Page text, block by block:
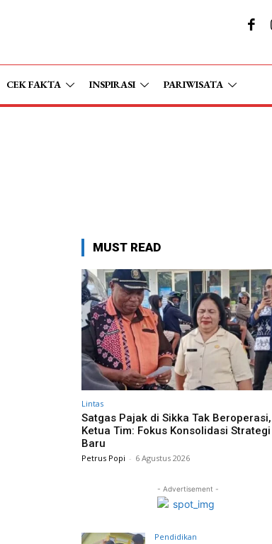
CEK FAKTA INSPIRASI PARIWISATA
MUST READ
Lintas
Satgas Pajak di Sikka Tak Beroperasi,
Ketua Tim: Fokus Konsolidasi Strategi
Baru
Petrus Popi - 6 Agustus 2026
- Advertisement -
Pendidikan